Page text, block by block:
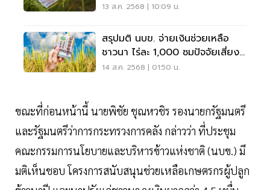
13 ส.ค. 2568 | 10:09 น.
สรุปมติ นบข. จ่ายเงินช่วยเหลือ
ชาวนา ไร่ละ 1,000 ซมปัจจัยเสี่ยง
ทุบราคาข้าว
14 ส.ค. 2568 | 01:50 น.
ขณะที่ก่อนหน้านี้ นายพิชัย ชุณหวชิร รองนายกรัฐมนตรี
และรัฐมนตรีว่าการกระทรวงการคลัง กล่าวว่า ที่ประชุม
คณะกรรมการนโยบายและบริหารข้าวแห่งชาติ (นบข.) มี
มติเห็นชอบ โครงการสนับสนุนช่วยเหลือเกษตรกรผู้ปลูก